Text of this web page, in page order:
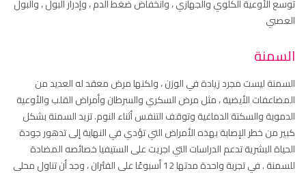
توسع الأوعية الكلوي والجهازي ، وانخفاض ضغط الدم ، وإدرار البول ، والبول
العصبي
السمنة
السمنة ليست مجرد زيادة في الوزن ، ولكنها مرض معقد له العديد من
المضاعفات الأيضية ، مثل مرض السكري والسرطان وأمراض القلب والأوعية
الدموية والسكتة الدماغية وتوقف التنفس أثناء النوم. تزيد السمنة بشكل
كبير من خطر الإصابة بهذه الأمراض التي تؤدي في النهاية إلى تدهور جودة
الحياة البشرية تدعم الدراسات التي اجريت على الستيفيا خصائصه المضادة
للسمنة . في تجربة واحدة مدتها 12 أسبوعًا على الفئران ، وجد أن تناول محلى